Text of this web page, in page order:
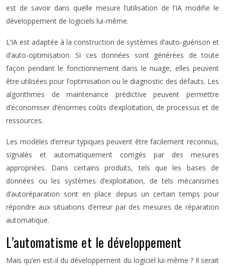
est de savoir dans quelle mesure l’utilisation de l’IA modifie le
développement de logiciels lui-même.
L’IA est adaptée à la construction de systèmes d’auto-guérison et
d’auto-optimisation. Si ces données sont générées de toute
façon pendant le fonctionnement dans le nuage, elles peuvent
être utilisées pour l’optimisation ou le diagnostic des défauts. Les
algorithmes de maintenance prédictive peuvent permettre
d’économiser d’énormes coûts d’exploitation, de processus et de
ressources.
Les modèles d’erreur typiques peuvent être facilement reconnus,
signalés et automatiquement corrigés par des mesures
appropriées. Dans certains produits, tels que les bases de
données ou les systèmes d’exploitation, de tels mécanismes
d’autoréparation sont en place depuis un certain temps pour
répondre aux situations d’erreur par des mesures de réparation
automatique.
L’automatisme et le développement
Mais qu’en est-il du développement du logiciel lui-même ? Il serait